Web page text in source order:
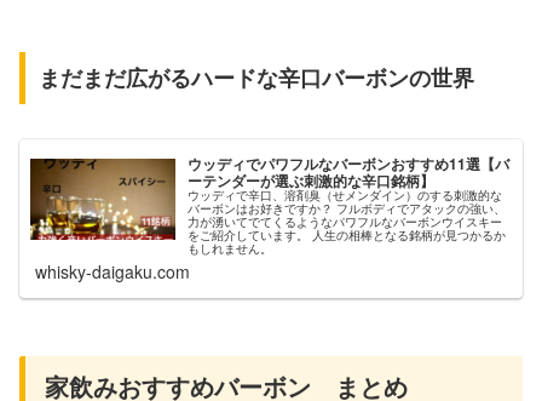
まだまだ広がるハードな辛口バーボンの世界
ウッディでパワフルなバーボンおすすめ11選【バ
ーテンダーが選ぶ刺激的な辛口銘柄】
ウッディで辛口、溶剤臭（せメンダイン）のする刺激的な
バーボンはお好きですか？ フルボディでアタックの強い、
力が湧いてでてくるようなパワフルなバーボンウイスキー
をご紹介しています。 人生の相棒となる銘柄が見つかるか
もしれません。
whisky-daigaku.com
家飲みおすすめバーボン まとめ